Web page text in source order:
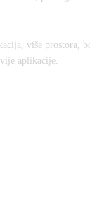
više prostora,
aplikacije.